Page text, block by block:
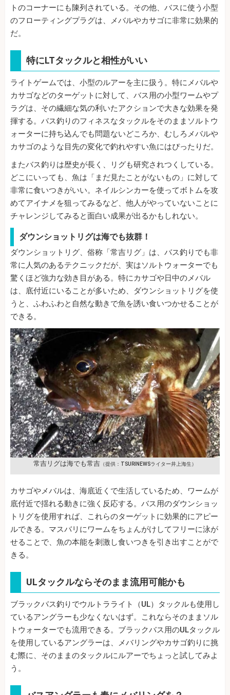
トのコーナーにも陳列されている。その他、バスに使う小型
のフローティングプラグは、メバルやカサゴに非常に効果的
だ。
特にLTタックルと相性がいい
ライトゲームでは、小型のルアーを主に扱う。特にメバルや
カサゴなどのターゲットに対して、バス用の小型ワームやプ
ラグは、その繊細な気の利いたアクションで大きな効果を発
揮する。バス釣りのフィネスなタックルをそのままソルトウ
ォーターに持ち込んでも問題ないどころか、むしろメバルや
カサゴのような目先の変化で釣れやすい魚にはぴったりだ。
またバス釣りは歴史が長く、リグも研究されつくしている。
どこにいっても、魚は「まだ見たことがないもの」に対して
非常に食いつきがいい。ネイルシンカーを使ってボトムを攻
めてアイナメを狙ってみるなど、他人がやっていないことに
チャレンジしてみると面白い成果が出るかもしれない。
ダウンショットリグは海でも抜群！
ダウンショットリグ、俗称「常吉リグ」は、バス釣りでも非
常に人気のあるテクニックだが、実はソルトウォーターでも
驚くほど強力な効き目がある。特にカサゴや日中のメバル
は、底付近にいることが多いため、ダウンショットリグを使
うと、ふわふわと自然な動きで魚を誘い食いつかせることが
できる。
常吉リグは海でも常吉 （提供：TSURINEWSライター井上海生）
カサゴやメバルは、海底近くで生活しているため、ワームが
底付近で揺れる動きに強く反応する。バス用のダウンショッ
トリグを使用すれば、これらのターゲットに効果的にアピー
ルできる。マスバリにワームをちょんがけしてフリーに泳が
せることで、魚の本能を刺激し食いつきを引き出すことがで
きる。
ULタックルならそのまま流用可能かも
ブラックバス釣りでウルトラライト（UL）タックルも使用し
ているアングラーも少なくないはず。これならそのままソル
トウォーターでも流用できる。ブラックバス用のULタックル
を使用しているアングラーは、メバリングやカサゴ釣りに挑
む際に、そのままのタックルにルアーでちょっと試してみよ
う。